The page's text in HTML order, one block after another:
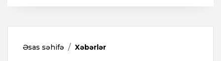
Əsas səhifə Xəbərlər